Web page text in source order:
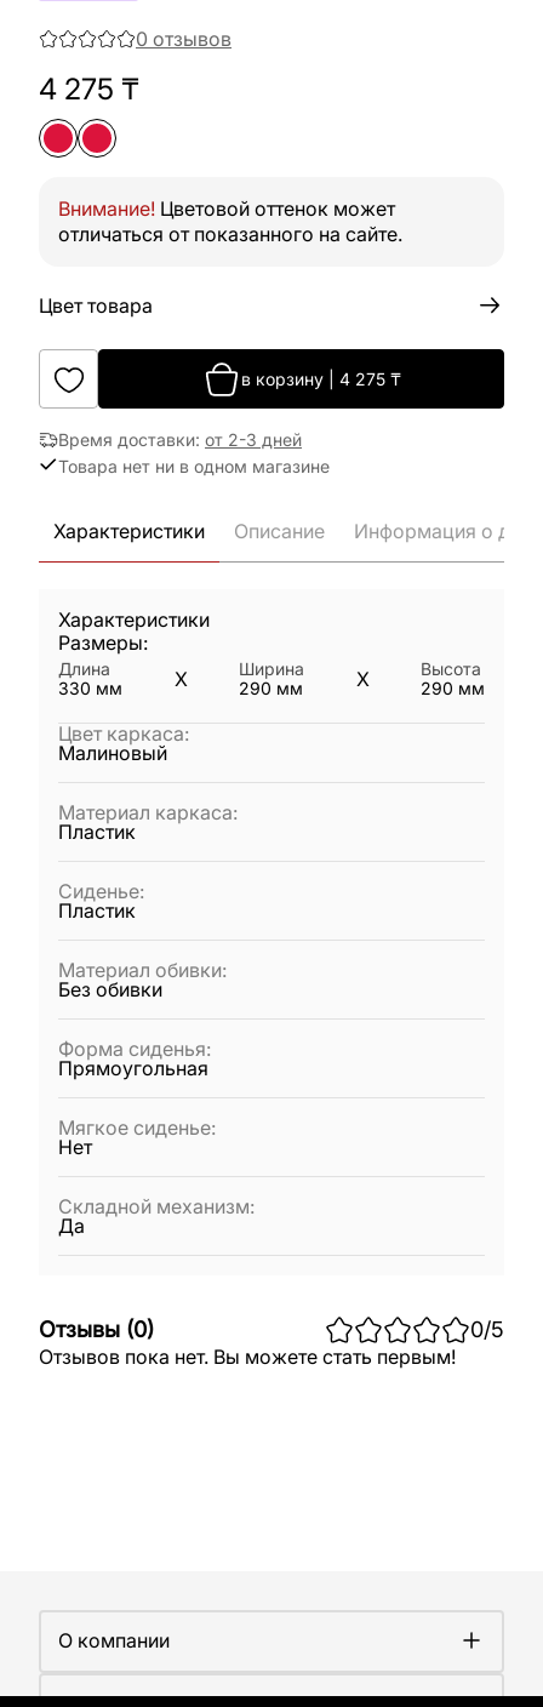
0 отзывов
4 275 ₸
Внимание! Цветовой оттенок может
отличаться от показанного на сайте.
Цвет товара
в корзину| 4 275₸
Время доставки: от 2-3 дней
Товара нет ни в одном магазине
Характеристики Описание Информация о
Характеристики
Размеры:
Длина
330 мм X
Ширина
290 мм X
Высота
290 мм
Цвет каркаса:
Малиновый
Материал каркаса:
Пластик
Сиденье:
Пластик
Материал обивки:
Без обивки
Форма сиденья:
Прямоугольная
Мягкое сиденье:
Нет
Складной механизм:
Да
Отзывы (0) 0/5
Отзывов пока нет. Вы можете стать первым!
О компании